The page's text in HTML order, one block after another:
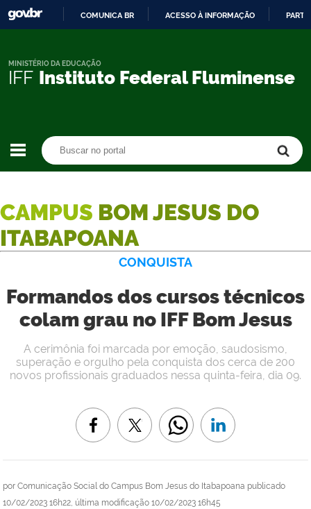
CONTEÚDO
COMUNICA BR ACESSO À INFORMAÇÃO
IFF Instituto Federal Fluminense
MINISTÉRIO DA EDUCAÇÃO
CAMPUS BOM JESUS DO
ITABAPOANA
CONQUISTA
Formandos dos cursos técnicos
colam grau no IFF Bom Jesus
por Comunicação Social do Campus Bom Jesus do Itabapoana publicado
10/02/2023 16h22, última modificação 10/02/2023 16h45
A cerimônia foi marcada por emoção, saudosismo,
superação e orgulho pela conquista dos cerca de 200
novos profissionais graduados nessa quinta-feira, dia 09.